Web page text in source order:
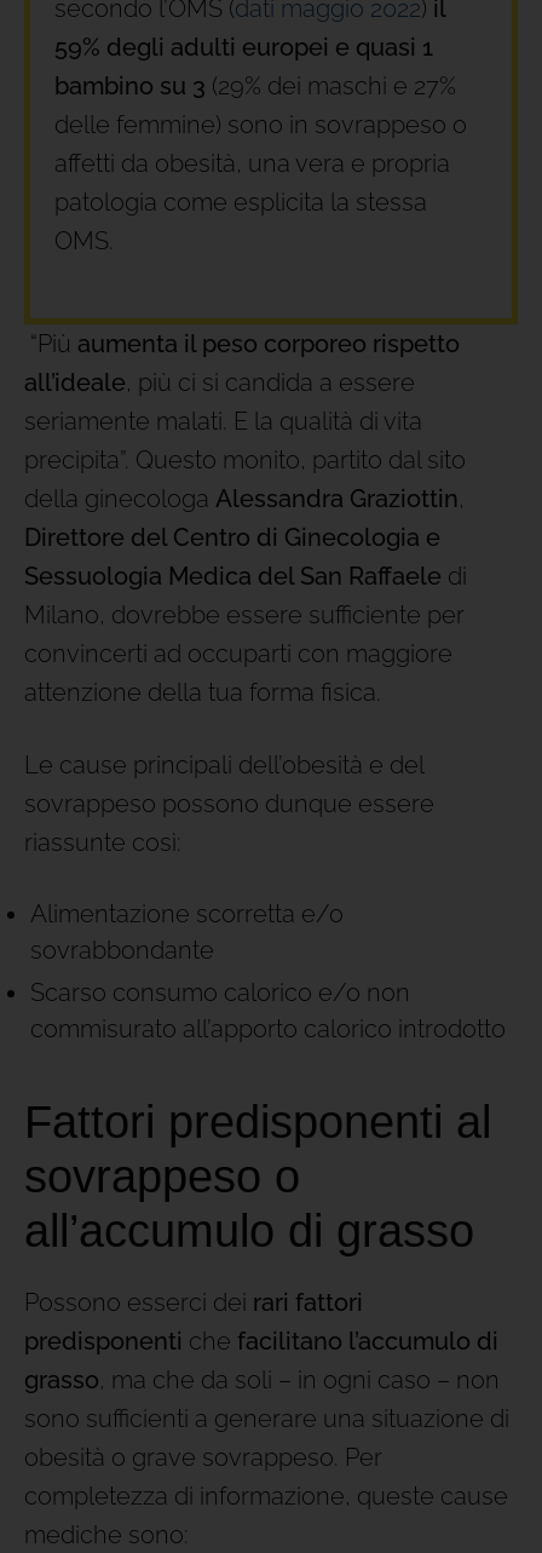
secondo l’OMS (dati maggio 2022) il
59% degli adulti europei e quasi 1
bambino su 3 (29% dei maschi e 27%
delle femmine) sono in sovrappeso o
affetti da obesità, una vera e propria
patologia come esplicita la stessa
OMS.
“Più aumenta il peso corporeo rispetto
all’ideale, più ci si candida a essere
seriamente malati. E la qualità di vita
precipita”. Questo monito, partito dal sito
della ginecologa Alessandra Graziottin,
Direttore del Centro di Ginecologia e
Sessuologia Medica del San Raffaele di
Milano, dovrebbe essere sufficiente per
convincerti ad occuparti con maggiore
attenzione della tua forma fisica.
Le cause principali dell’obesità e del
sovrappeso possono dunque essere
riassunte così:
Alimentazione scorretta e/o
sovrabbondante
Scarso consumo calorico e/o non
commisurato all’apporto calorico introdotto
Fattori predisponenti al
sovrappeso o
all’accumulo di grasso
Possono esserci dei rari fattori
predisponenti che facilitano l’accumulo di
grasso, ma che da soli – in ogni caso – non
sono sufficienti a generare una situazione di
obesità o grave sovrappeso. Per
completezza di informazione, queste cause
mediche sono: